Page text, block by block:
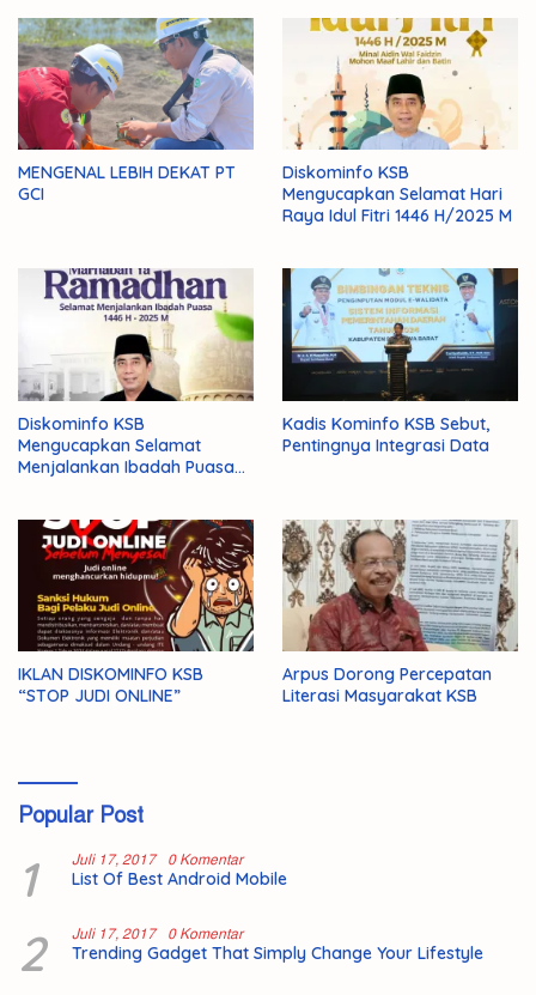
MENGENAL LEBIH DEKAT PT
GCI
Diskominfo KSB
Mengucapkan Selamat Hari
Raya Idul Fitri 1446 H/2025 M
Diskominfo KSB
Mengucapkan Selamat
Menjalankan Ibadah Puasa
Kadis Kominfo KSB Sebut,
Pentingnya Integrasi Data
IKLAN DISKOMINFO KSB
“STOP JUDI ONLINE”
Arpus Dorong Percepatan
Literasi Masyarakat KSB
Popular Post
1 Juli 17, 2017 0 Komentar
List Of Best Android Mobile
2 Juli 17, 2017 0 Komentar
Trending Gadget That Simply Change Your Lifestyle